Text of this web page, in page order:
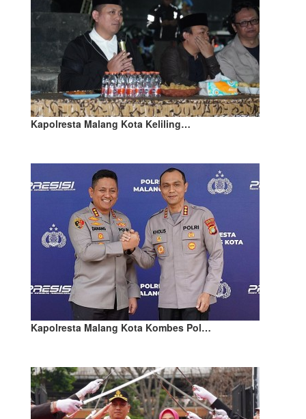
Kapolresta Malang Kota Keliling…
Kapolresta Malang Kota Kombes Pol…